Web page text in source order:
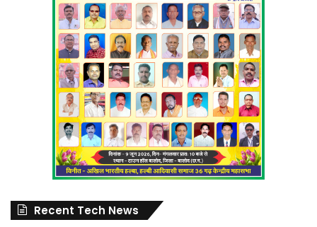
Recent Tech News